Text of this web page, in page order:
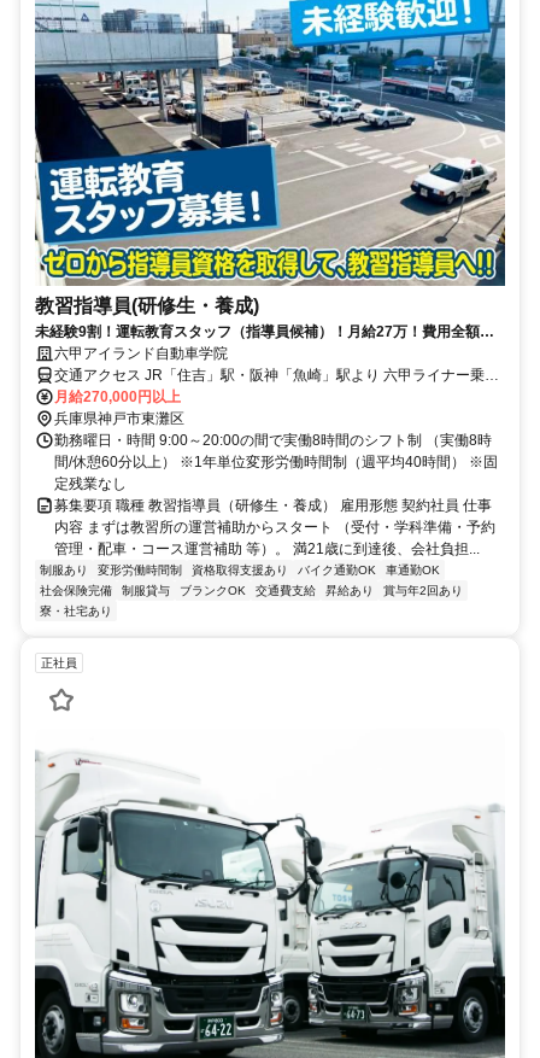
教習指導員(研修生・養成)
未経験9割！運転教育スタッフ（指導員候補）！月給27万！費用全額＋
奨励金15万！長期休暇年4回以上
六甲アイランド自動車学院
交通アクセス JR「住吉」駅・阪神「魚崎」駅より 六甲ライナー乗車
「アイランドセンター」駅から徒歩15分 ※マイカー通勤可
月給270,000円以上
兵庫県神戸市東灘区
勤務曜日・時間 9:00～20:00の間で実働8時間のシフト制 （実働8時
間/休憩60分以上） ※1年単位変形労働時間制（週平均40時間） ※固
定残業なし
募集要項 職種 教習指導員（研修生・養成） 雇用形態 契約社員 仕事
内容 まずは教習所の運営補助からスタート （受付・学科準備・予約
管理・配車・コース運営補助 等）。 満21歳に到達後、会社負担...
制服あり 変形労働時間制 資格取得支援あり バイク通勤OK
車通勤OK
社会保険完備
制服貸与 ブランクOK 交通費支給 昇給あり
賞与年2回あり
寮・社宅あり
正社員